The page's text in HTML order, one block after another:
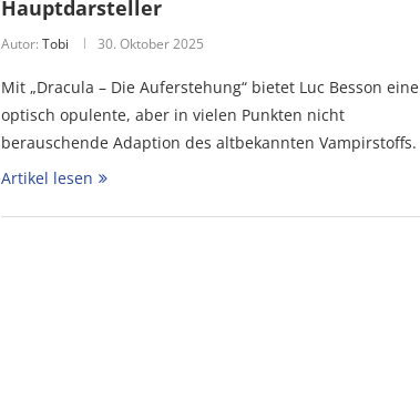
Hauptdarsteller
Autor: Tobi 30. Oktober 2025
Mit „Dracula – Die Auferstehung“ bietet Luc Besson eine
optisch opulente, aber in vielen Punkten nicht
berauschende Adaption des altbekannten Vampirstoffs.
Artikel lesen